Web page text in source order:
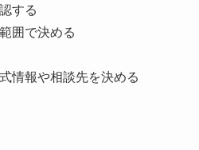
する
囲で決める
情報や相談先を決める